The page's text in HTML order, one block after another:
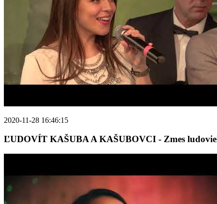
2020-11-28 16:46:15
ĽUDOVÍT KAŠUBA A KAŠUBOVCI - Zmes